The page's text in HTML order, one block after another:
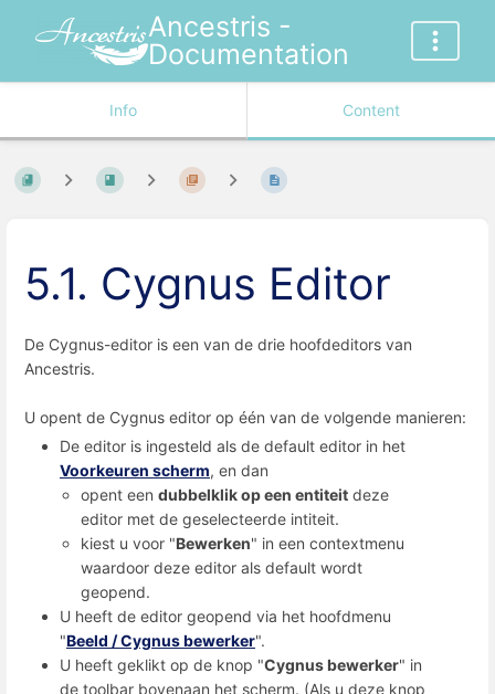
Ancestris -
Documentation
Info Content
5.1. Cygnus Editor
De Cygnus-editor is een van de drie hoofdeditors van
Ancestris.
U opent de Cygnus editor op één van de volgende manieren:
De editor is ingesteld als de default editor in het
Voorkeuren scherm, en dan
opent eendubbelklik op een entiteit deze
editor met de geselecteerde intiteit.
kiest u voor "Bewerken" in een contextmenu
waardoor deze editor als default wordt
geopend.
U heeft de editor geopend via het hoofdmenu
"Beeld / Cygnus bewerker".
U heeft geklikt op de knop "Cygnus bewerker" in
de toolbar bovenaan het scherm. (Als u deze knop